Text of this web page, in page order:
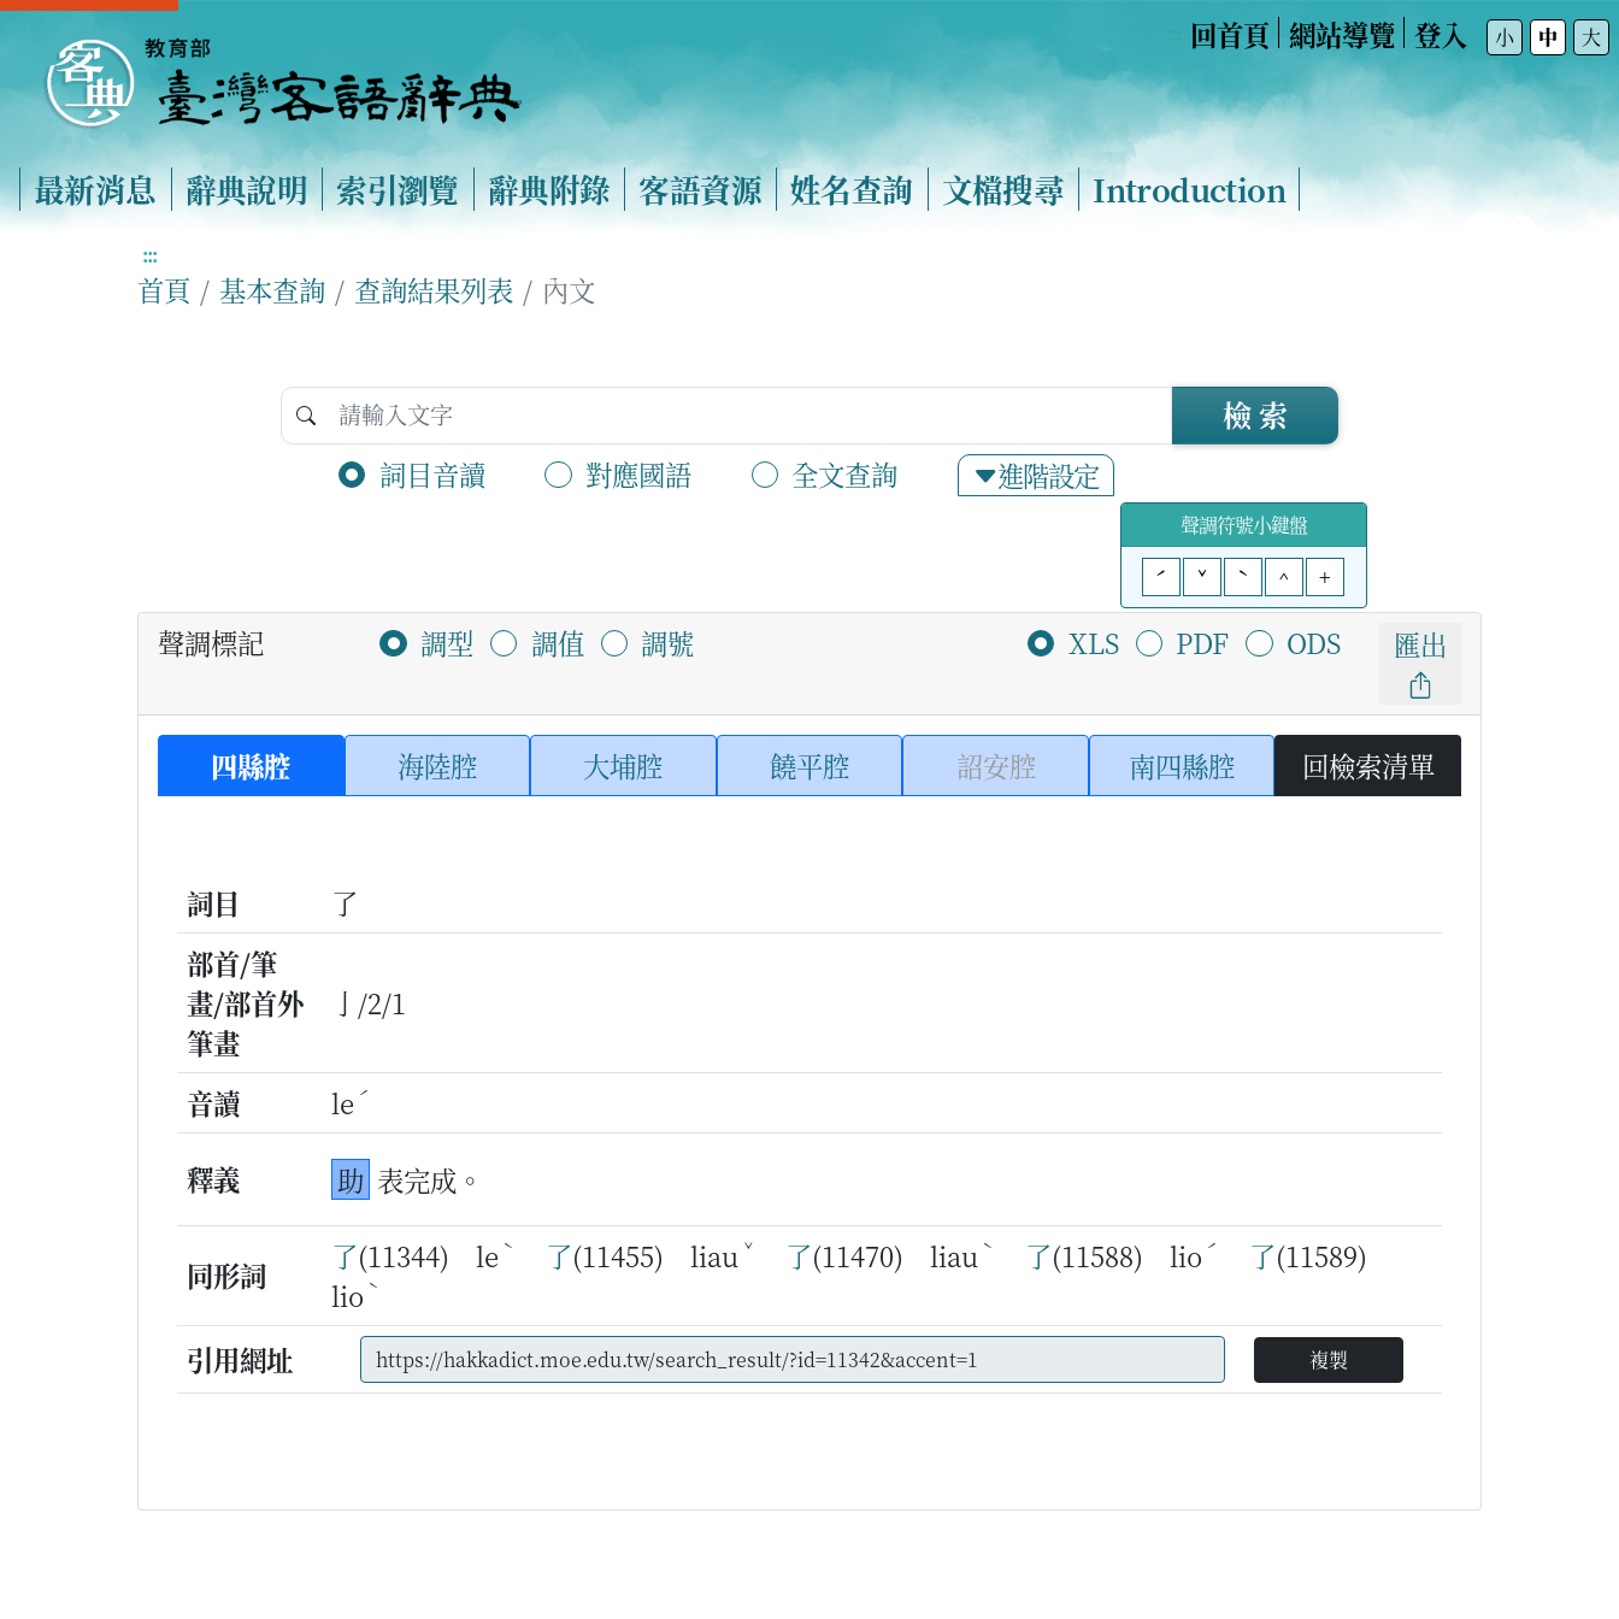
回首頁 網站導覽 登入 小 中 大
最新消息 辭典說明 索引瀏覽 辭典附錄 客語資源 姓名查詢 文檔搜尋 Introduction
:::
首頁 基本查詢 查詢結果列表 內文
詞目音讀 對應國語 全文查詢 進階設定
檢 索
聲調符號小鍵盤
ˊ
ˇ ˋ ^ +
聲調標記 調型 調值 調號 XLS PDF ODS 匯出
四縣腔 海陸腔 大埔腔 饒平腔 詔安腔 南四縣腔 回檢索清單
詞目
了
部首/筆
畫/部首外
筆畫
亅/2/1
音讀 le ˊ
釋義 助 表完成。
同形詞 了(11344) le ˋ 了(11455) liau ˇ 了(11470) liau ˋ 了(11588) lio ˊ 了(11589)
lio ˋ
引用網址 複製